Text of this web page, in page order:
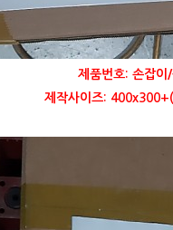
제품번호: 손잡이
제작사이즈: